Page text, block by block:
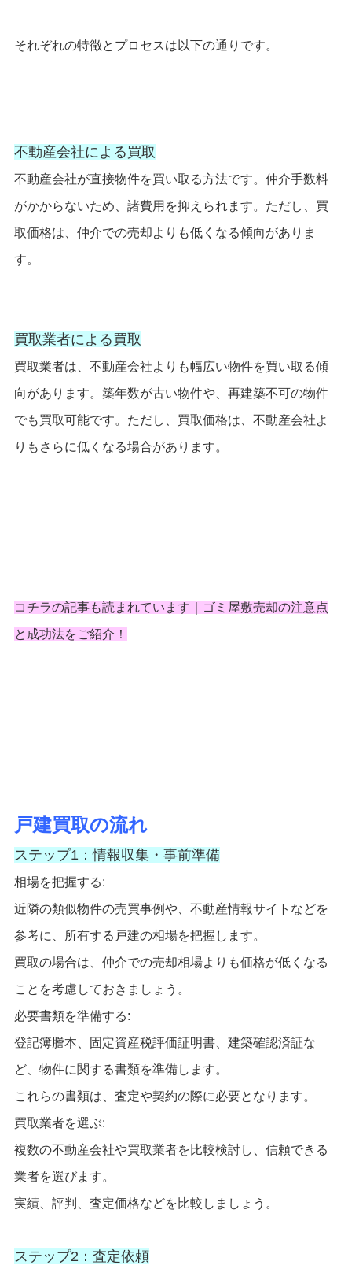
それぞれの特徴とプロセスは以下の通りです。
不動産会社による買取
不動産会社が直接物件を買い取る方法です。仲介手数料
がかからないため、諸費用を抑えられます。ただし、買
取価格は、仲介での売却よりも低くなる傾向がありま
す。
買取業者による買取
買取業者は、不動産会社よりも幅広い物件を買い取る傾
向があります。築年数が古い物件や、再建築不可の物件
でも買取可能です。ただし、買取価格は、不動産会社よ
りもさらに低くなる場合があります。
コチラの記事も読まれています｜
ゴミ屋敷売却の注意点
と成功法をご紹介！
戸建買取の流れ
ステップ1：情報収集・事前準備
相場を把握する:
近隣の類似物件の売買事例や、不動産情報サイトなどを
参考に、所有する戸建の相場を把握します。
買取の場合は、仲介での売却相場よりも価格が低くなる
ことを考慮しておきましょう。
必要書類を準備する:
登記簿謄本、固定資産税評価証明書、建築確認済証な
ど、物件に関する書類を準備します。
これらの書類は、査定や契約の際に必要となります。
買取業者を選ぶ:
複数の不動産会社や買取業者を比較検討し、信頼できる
業者を選びます。
実績、評判、査定価格などを比較しましょう。
ステップ2：査定依頼